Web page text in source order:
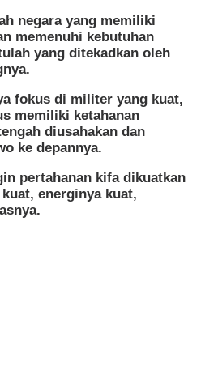
negara yang memiliki
memenuhi kebutuhan
yang ditekadkan oleh
fokus di militer yang kuat,
memiliki ketahanan
diusahakan dan
ke depannya.
pertahanan kifa dikuatkan
energinya kuat,